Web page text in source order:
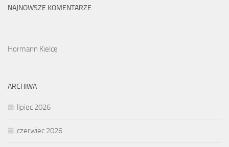
NAJNOWSZE KOMENTARZE
Hormann Kielce
ARCHIWA
lipiec 2026
czerwiec 2026